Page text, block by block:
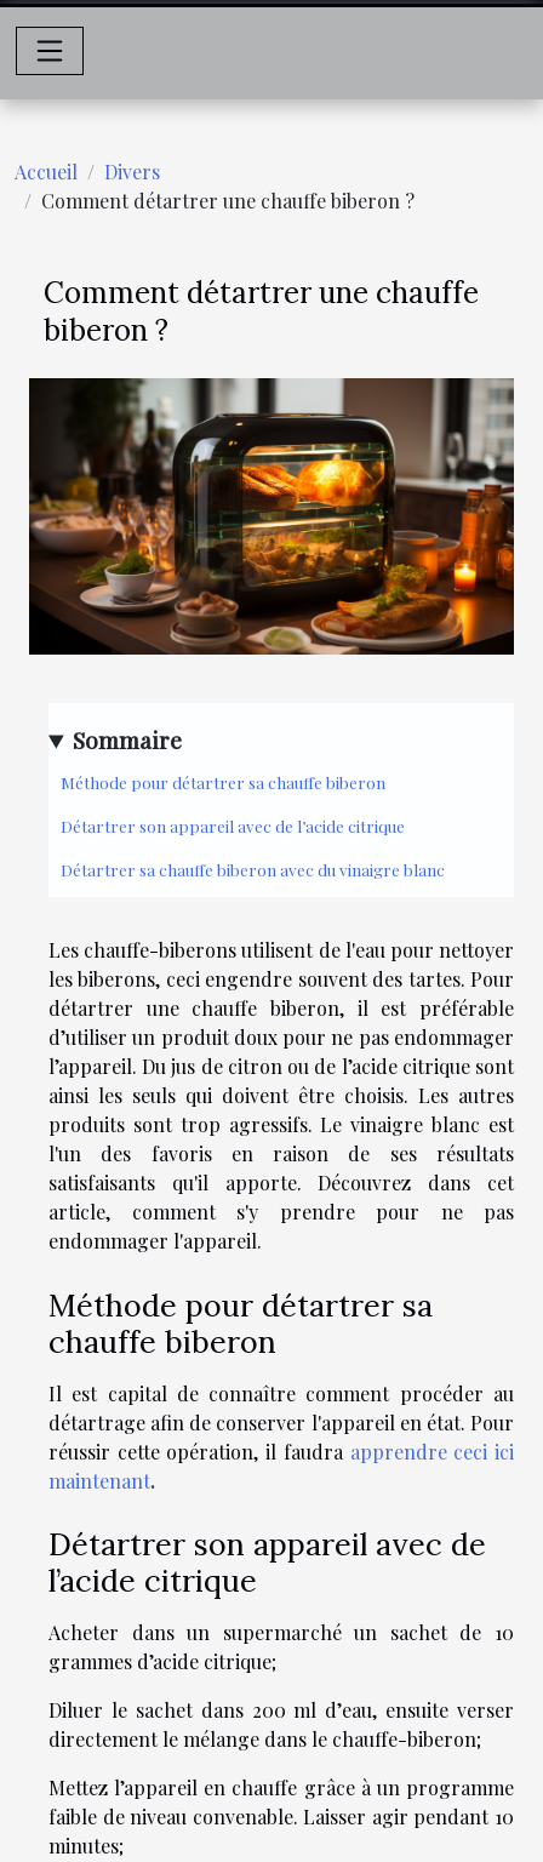
Accueil
Divers
Comment détartrer une chauffe biberon ?
Comment détartrer une chauffe
biberon ?
Sommaire
Méthode pour détartrer sa chauffe biberon
Détartrer son appareil avec de l’acide citrique
Détartrer sa chauffe biberon avec du vinaigre blanc
Les chauffe-biberons utilisent de l'eau pour nettoyer
les biberons, ceci engendre souvent des tartes. Pour
détartrer une chauffe biberon, il est préférable
d’utiliser un produit doux pour ne pas endommager
l’appareil. Du jus de citron ou de l’acide citrique sont
ainsi les seuls qui doivent être choisis. Les autres
produits sont trop agressifs. Le vinaigre blanc est
l'un des favoris en raison de ses résultats
satisfaisants qu'il apporte. Découvrez dans cet
article, comment s'y prendre pour ne pas
endommager l'appareil.
Méthode pour détartrer sa
chauffe biberon
Il est capital de connaître comment procéder au
détartrage afin de conserver l'appareil en état. Pour
réussir cette opération, il faudra apprendre ceci ici
maintenant.
Détartrer son appareil avec de
l’acide citrique
Acheter dans un supermarché un sachet de 10
grammes d’acide citrique;
Diluer le sachet dans 200 ml d’eau, ensuite verser
directement le mélange dans le chauffe-biberon;
Mettez l’appareil en chauffe grâce à un programme
faible de niveau convenable. Laisser agir pendant 10
minutes;